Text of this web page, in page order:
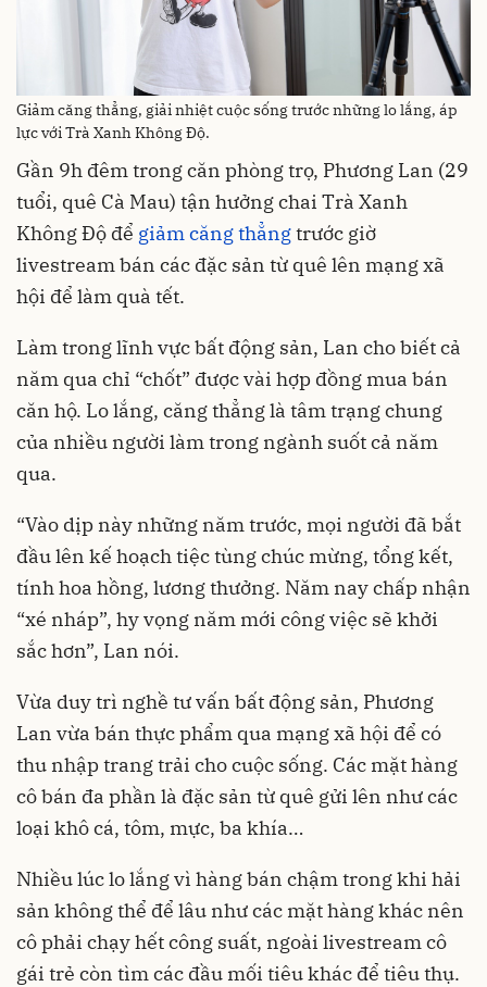
Giảm căng thẳng, giải nhiệt cuộc sống trước những lo lắng, áp
lực với Trà Xanh Không Độ.
Gần 9h đêm trong căn phòng trọ, Phương Lan (29
tuổi, quê Cà Mau) tận hưởng chai Trà Xanh
Không Độ để giảm căng thẳngtrước giờ
livestream bán các đặc sản từ quê lên mạng xã
hội để làm quà tết.
Làm trong lĩnh vực bất động sản, Lan cho biết cả
năm qua chỉ “chốt” được vài hợp đồng mua bán
căn hộ. Lo lắng, căng thẳng là tâm trạng chung
của nhiều người làm trong ngành suốt cả năm
qua.
“Vào dịp này những năm trước, mọi người đã bắt
đầu lên kế hoạch tiệc tùng chúc mừng, tổng kết,
tính hoa hồng, lương thưởng. Năm nay chấp nhận
“xé nháp”, hy vọng năm mới công việc sẽ khởi
sắc hơn”, Lan nói.
Vừa duy trì nghề tư vấn bất động sản, Phương
Lan vừa bán thực phẩm qua mạng xã hội để có
thu nhập trang trải cho cuộc sống. Các mặt hàng
cô bán đa phần là đặc sản từ quê gửi lên như các
loại khô cá, tôm, mực, ba khía…
Nhiều lúc lo lắng vì hàng bán chậm trong khi hải
sản không thể để lâu như các mặt hàng khác nên
cô phải chạy hết công suất, ngoài livestream cô
gái trẻ còn tìm các đầu mối tiêu khác để tiêu thụ.